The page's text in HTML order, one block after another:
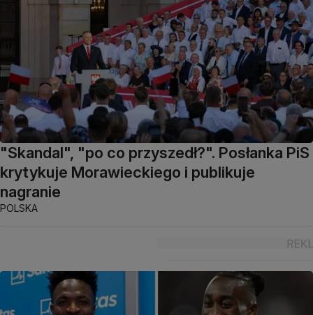
"Skandal", "po co przyszedł?". Posłanka PiS
krytykuje Morawieckiego i publikuje
nagranie
POLSKA